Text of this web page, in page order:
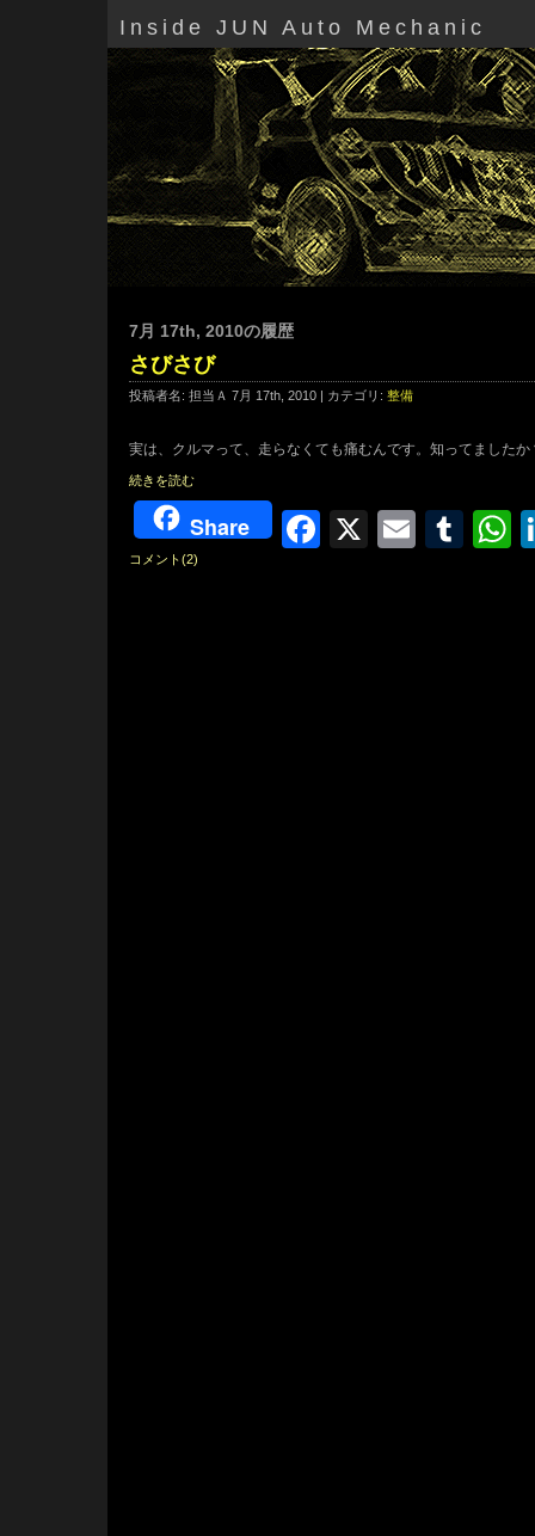
Inside JUN Auto Mechanic
7月 17th, 2010の履歴
さびさび
投稿者名: 担当Ａ 7月 17th, 2010 | カテゴリ: 整備
実は、クルマって、走らなくても痛むんです。知ってましたか
続きを読む
Share Facebook
X Email
コメント(2)